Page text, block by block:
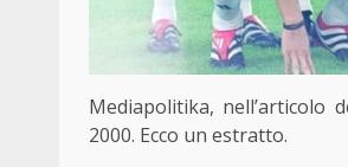
Mediapolitika, nell’articolo
2000. Ecco un estratto.